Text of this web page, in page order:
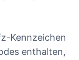
Kennzeichen
enthalten,